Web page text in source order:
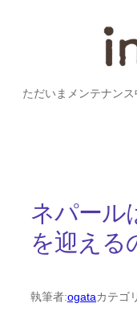
ただいまメンテナンス
ネパール
を迎える
執筆者:ogataカテゴ